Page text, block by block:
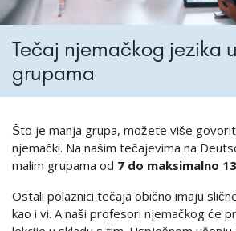
Tečaj njemačkog jezika
grupama
Što je manja grupa, možete više
njemački. Na našim tečajevima na
malim grupama od 7 do maksimalno
Ostali polaznici tečaja obično imaju
kao i vi. A naši profesori njemačkog će